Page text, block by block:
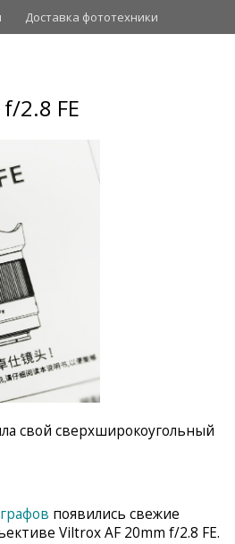
Доставка фототехники
2.8 FE
свой сверхширокоугольный
появились свежие
Viltrox AF 20mm f/2.8 FE.